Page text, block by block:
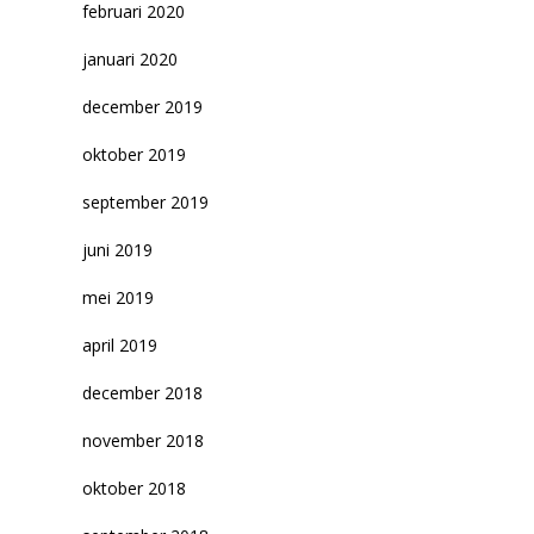
februari 2020
januari 2020
december 2019
oktober 2019
september 2019
juni 2019
mei 2019
april 2019
december 2018
november 2018
oktober 2018